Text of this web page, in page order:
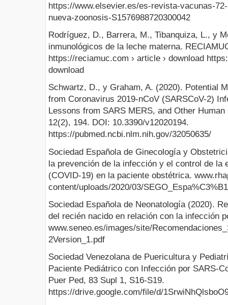
https://www.elsevier.es/es-revista-vacunas-
nueva-zoonosis-S1576988720300042
Rodríguez, D., Barrera, M., Tibanquiza, L., y
inmunológicos de la leche materna.
https://reciamuc.com › article › download
download
Schwartz, D., y Graham, A. (2020). Potential
from Coronavirus 2019-nCoV (SARSCoV-2)
Lessons from SARS MERS, and Other
12(2), 194. DOI: 10.3390/v12020194.
https://pubmed.ncbi.nlm.nih.gov/32050635/
Sociedad Española de Ginecología y
la prevención de la infección y el control de la
(COVID-19) en la paciente obstétrica.
content/uploads/2020/03/
Sociedad Española de Neonatología (2020).
del recién nacido en relación con la infección
www.seneo.es/images/site/
2Version_1.pdf
Sociedad Venezolana de Puericultura y
Paciente Pediátrico con Infección por SARS-
Puer Ped, 83 Supl 1, S16-S19.
https://drive.google.com/file/d/